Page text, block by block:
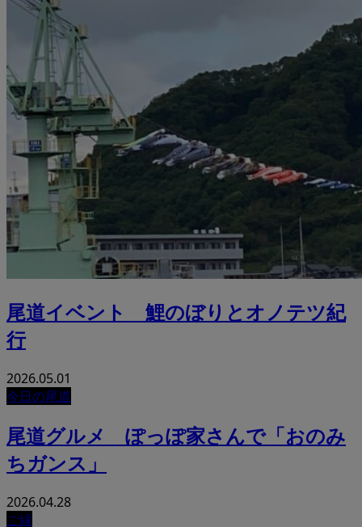
尾道イベント 鯉のぼりとオノテツ紀
行
2026.05.01
今日の尾道
尾道グルメ ぽっぽ家さんで「おのみ
ちガンス」
2026.04.28
ご縁